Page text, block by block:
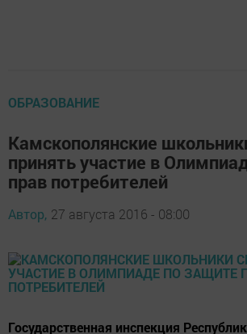
ОБРАЗОВАНИЕ
Камскополянские
принять участие в
прав потребителей
Автор, 27 августа 2016 - 08:00
Государственная инспекция